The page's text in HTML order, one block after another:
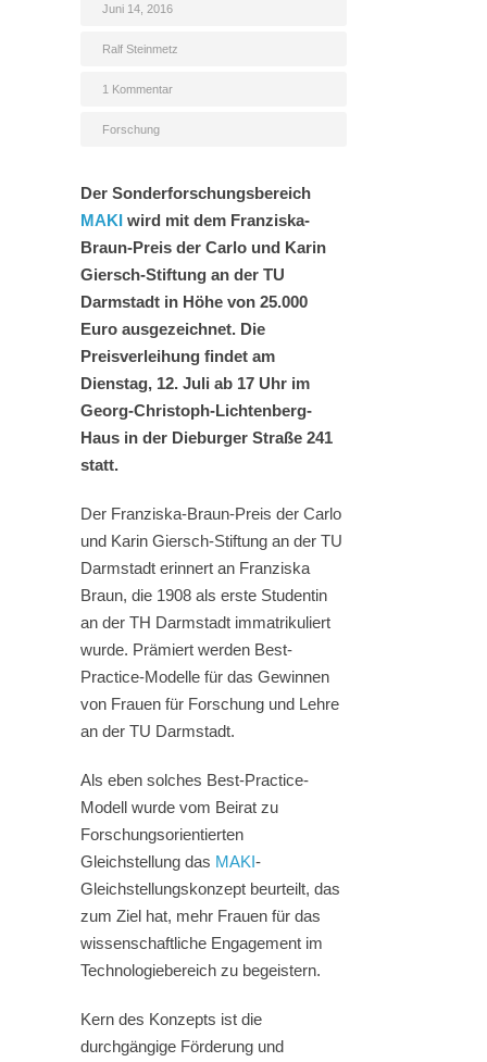
Juni 14, 2016
Ralf Steinmetz
1 Kommentar
Forschung
Der Sonderforschungsbereich
MAKI wird mit dem Franziska-
Braun-Preis der Carlo und Karin
Giersch-Stiftung an der TU
Darmstadt in Höhe von 25.000
Euro ausgezeichnet. Die
Preisverleihung findet am
Dienstag, 12. Juli ab 17 Uhr im
Georg-Christoph-Lichtenberg-
Haus in der Dieburger Straße 241
statt.
Der Franziska-Braun-Preis der Carlo
und Karin Giersch-Stiftung an der TU
Darmstadt erinnert an Franziska
Braun, die 1908 als erste Studentin
an der TH Darmstadt immatrikuliert
wurde. Prämiert werden Best-
Practice-Modelle für das Gewinnen
von Frauen für Forschung und Lehre
an der TU Darmstadt.
Als eben solches Best-Practice-
Modell wurde vom Beirat zu
Forschungsorientierten
Gleichstellung das MAKI-
Gleichstellungskonzept beurteilt, das
zum Ziel hat, mehr Frauen für das
wissenschaftliche Engagement im
Technologiebereich zu begeistern.
Kern des Konzepts ist die
durchgängige Förderung und